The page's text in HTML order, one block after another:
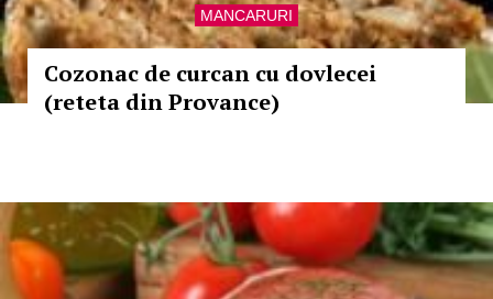
MANCARURI
Cozonac de curcan cu dovlecei
(reteta din Provance)